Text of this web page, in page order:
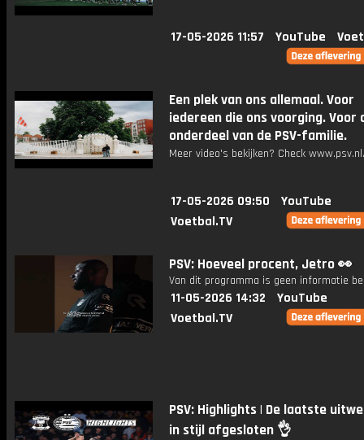
17-05-2026 11:57 YouTube
Een plek van ons allemaal. Voor
iedereen die ons voorging. Voor
onderdeel van de PSV-familie.
Meer video's bekijken? Check
17-05-2026 09:50
YouTube
Voetbal.TV
PSV: Hoeveel procent, Jetro 👀
Van dit programma is geen informatie
11-05-2026 14:32
YouTube
Voetbal.TV
PSV: Highlights | De laatste
in stijl afgesloten 👌